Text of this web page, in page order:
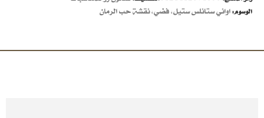
الوسوم:اواني ستانلس ستيل,فضي,نقشة حب الرمان